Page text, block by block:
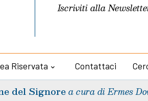
Iscriviti alla
Riservata Contattaci
del Signorea cura di Ermes